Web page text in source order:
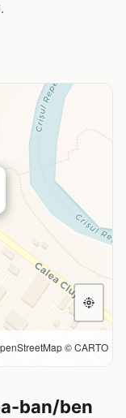
© CARTO
ban/ben